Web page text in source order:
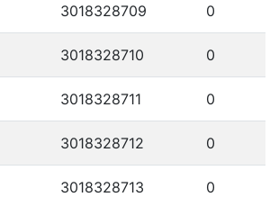
3018328709 0
3018328710 0
3018328711 0
3018328712 0
3018328713 0